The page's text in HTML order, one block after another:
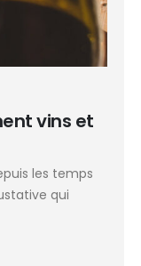
vins et
les temps
qui